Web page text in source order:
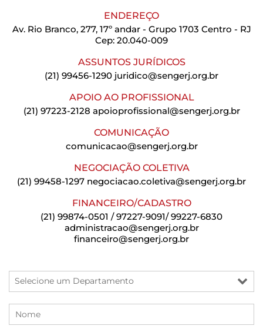
ENDEREÇO
Av. Rio Branco, 277, 17º andar - Grupo 1703 Centro - RJ
Cep: 20.040-009
ASSUNTOS JURÍDICOS
(21) 99456-1290 juridico@sengerj.org.br
APOIO AO PROFISSIONAL
(21) 97223-2128 apoioprofissional@sengerj.org.br
COMUNICAÇÃO
comunicacao@sengerj.org.br
NEGOCIAÇÃO COLETIVA
(21) 99458-1297 negociacao.coletiva@sengerj.org.br
FINANCEIRO/CADASTRO
(21) 99874-0501 / 97227-9091/ 99227-6830
administracao@sengerj.org.br
financeiro@sengerj.org.br